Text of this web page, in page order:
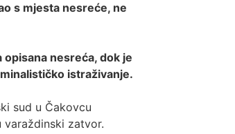
s mjesta nesreće, ne
nesreća, dok je
istraživanje.
sud u Čakovcu
varaždinski zatvor.